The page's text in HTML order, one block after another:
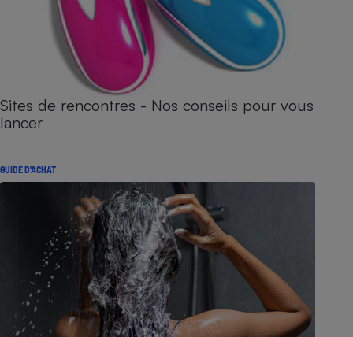
Sites de rencontres - Nos conseils pour vous
lancer
GUIDE D'ACHAT